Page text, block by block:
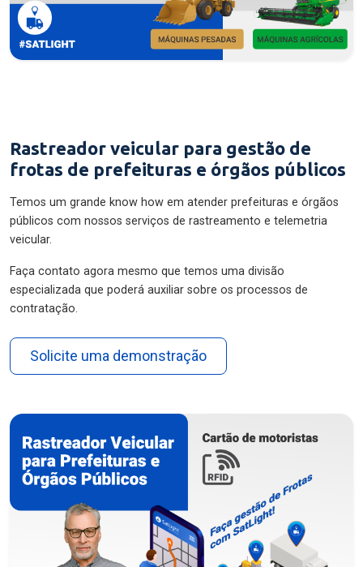
Rastreador veicular para gestão de
frotas de prefeituras e órgãos públicos
Temos um grande know how em atender prefeituras e órgãos
públicos com nossos serviços de rastreamento e telemetria
veicular.
Faça contato agora mesmo que temos uma divisão
especializada que poderá auxiliar sobre os processos de
contratação.
Solicite uma demonstração